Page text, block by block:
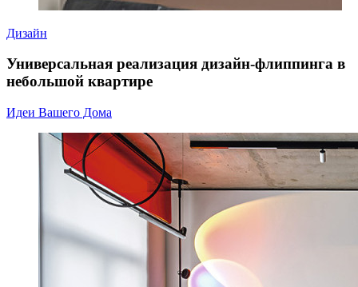
Дизайн
Универсальная реализация дизайн-флиппинга в
небольшой квартире
Идеи Вашего Дома